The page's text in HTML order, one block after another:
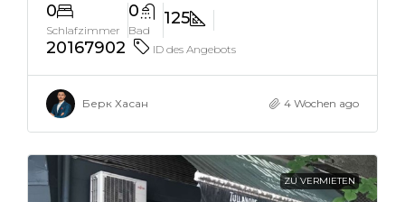
0
Schlafzimmer
0
Bad
125
20167902
ID des Angebots
Берк Хасан 4 Wochen ago
ZU VERMIETEN